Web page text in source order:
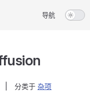
导航
分类于 杂项